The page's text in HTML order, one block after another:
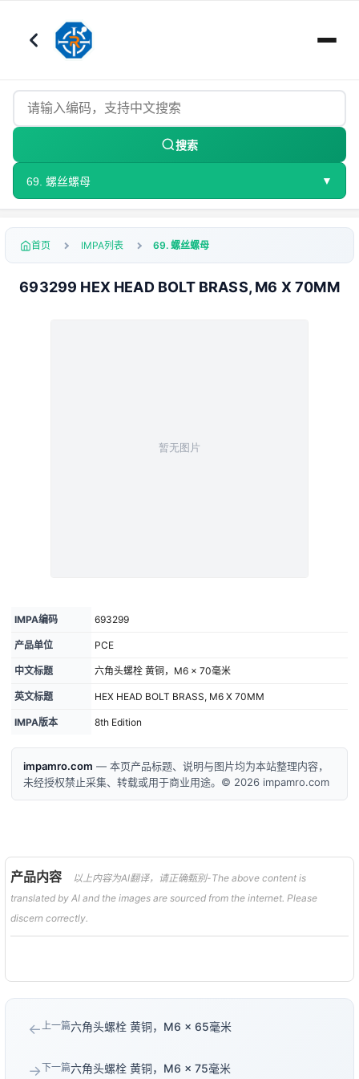
搜索
69. 螺丝螺母 ▼
首页 IMPA列表 69. 螺丝螺母
693299 HEX HEAD BOLT BRASS, M6 X 70MM
IMPA编码 693299
产品单位 PCE
中文标题 六角头螺栓 黄铜，M6 × 70毫米
英文标题 HEX HEAD BOLT BRASS, M6 X 70MM
IMPA版本 8th Edition
impamro.com — 本页产品标题、说明与图片均为本站整理内容，
未经授权禁止采集、转载或用于商业用途。© 2026 impamro.com
产品内容
以上内容为AI翻译，请正确甄别-The above content is
translated by AI and the images are sourced from the internet. Please
discern correctly.
←上一篇六角头螺栓 黄铜，M6 × 65毫米
→下一篇六角头螺栓 黄铜，M6 × 75毫米